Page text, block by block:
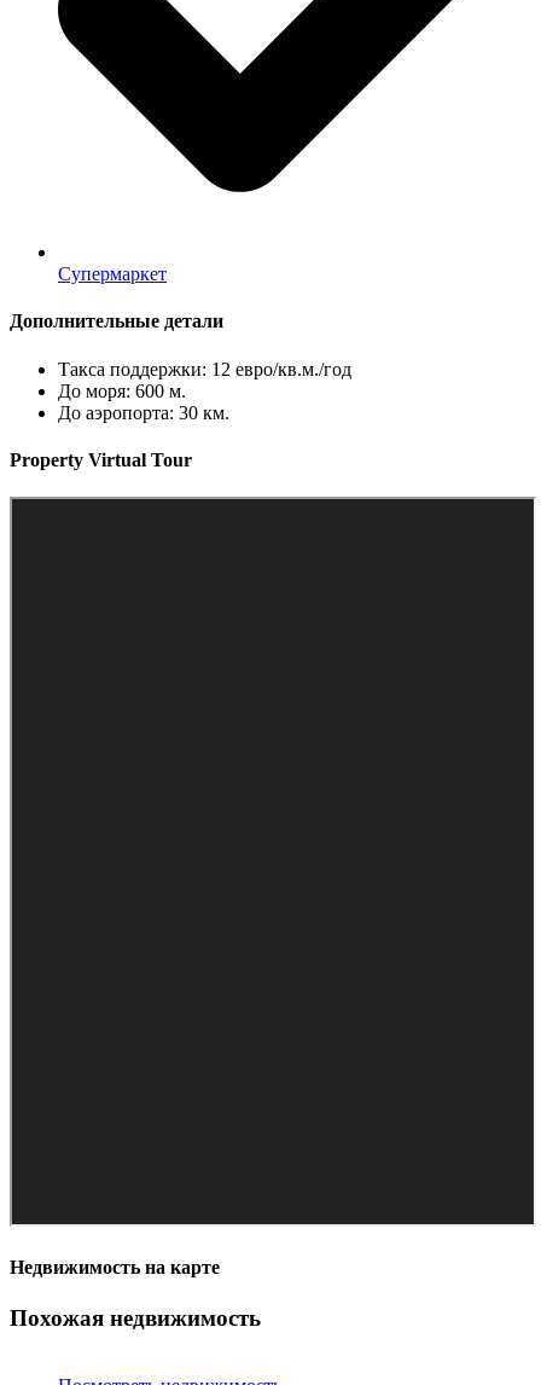
Супермаркет
Дополнительные детали
Такса поддержки: 12 евро/кв.м./год
До моря: 600 м.
До аэропорта: 30 км.
Property Virtual Tour
Недвижимость на карте
Похожая недвижимость